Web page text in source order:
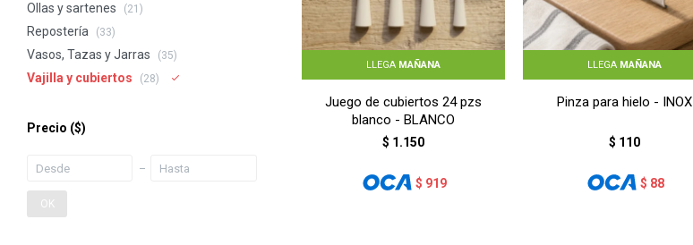
LLEGA MAÑANA
Juego de cubiertos 24 pzs
blanco - BLANCO
$ 1.150
$ 919
LLEGA MAÑANA
Pinza para hielo - INOX
$ 110
$ 88
Ollas y sartenes (21)
Repostería (33)
Vasos, Tazas y Jarras (35)
Vajilla y cubiertos (28)
Precio ($)
OK